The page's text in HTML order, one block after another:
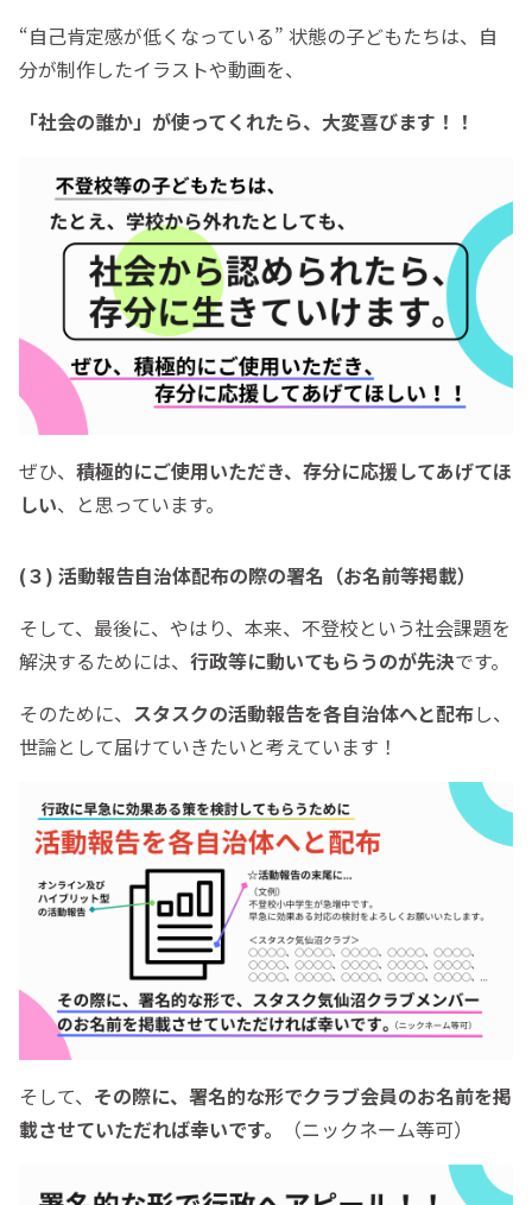
“自己肯定感が低くなっている” 状態の子どもたちは、自
分が制作したイラストや動画を、
「社会の誰か」が使ってくれたら、大変喜びます！！
ぜひ、 積極的にご使用いただき、存分に応援してあげてほ
しい、と思っています。
(３) 活動報告自治体配布の際の署名（お名前等掲載）
そして、最後に、やはり、本来、不登校という社会課題を
解決するためには、 行政等に動いてもらうのが先決です。
そのために、 スタスクの活動報告を各自治体へと配布し、
世論として届けていきたいと考えています！
そして、 その際に、署名的な形でクラブ会員のお名前を掲
載させていただれば幸いです。
（ニックネーム等可）